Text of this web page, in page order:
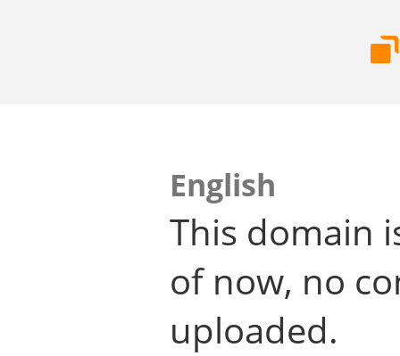
English
This domain
of now, no
uploaded.